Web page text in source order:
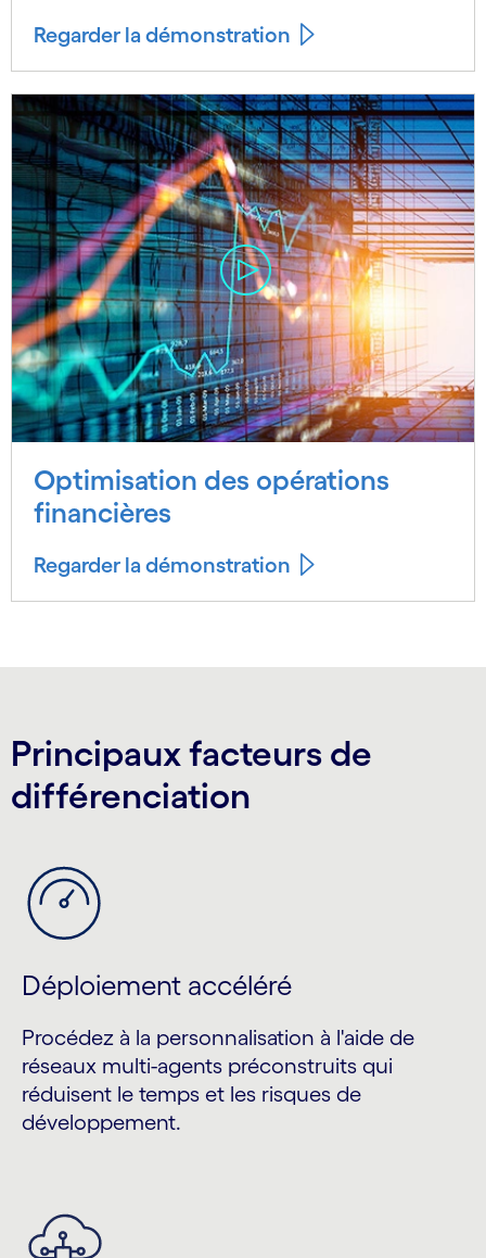
Regarder la démonstration
Optimisation des opérations
financières
Regarder la démonstration
Principaux facteurs de
différenciation
Déploiement accéléré
Procédez à la personnalisation à l'aide de
réseaux multi-agents préconstruits qui
réduisent le temps et les risques de
développement.